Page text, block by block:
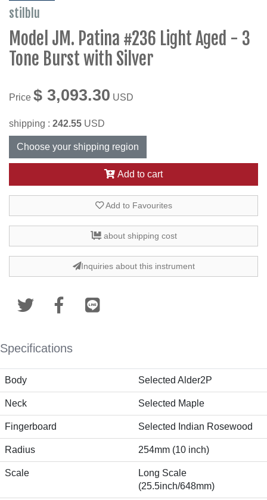
stilblu
Model JM. Patina #236 Light Aged - 3
Tone Burst with Silver
Price $ 3,093.30 USD
shipping : 242.55 USD
Choose your shipping region
Add to cart
Add to Favourites
about shipping cost
Inquiries about this instrument
Specifications
Body Selected Alder2P
Neck Selected Maple
Fingerboard Selected Indian Rosewood
Radius 254mm (10 inch)
Scale
Long Scale
(25.5inch/648mm)